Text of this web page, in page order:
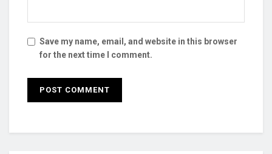
Save my name, email, and website in this browser
for the next time I comment.